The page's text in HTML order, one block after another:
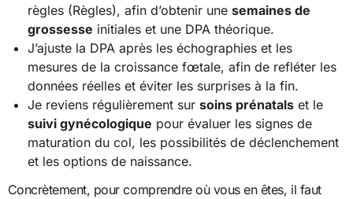
règles (Règles), afin d’obtenir unesemaines de
grossesse initiales et une DPA théorique.
J’ajuste la DPA après les échographies et les
mesures de la croissance fœtale, afin de refléter les
données réelles et éviter les surprises à la fin.
Je reviens régulièrement sursoins prénatals et le
suivi gynécologique pour évaluer les signes de
maturation du col, les possibilités de déclenchement
et les options de naissance.
Concrètement, pour comprendre où vous en êtes, il faut